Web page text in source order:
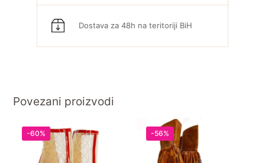
Dostava za 48h na teritoriji BiH
Povezani proizvodi
-60% -56%